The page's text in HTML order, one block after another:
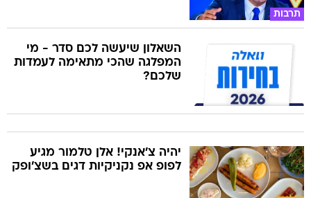
תרבות
השאלון שיעשה לכם סדר - מי
המפלגה שהכי מתאימה לעמדות
שלכם?
יהיה צ'אנקי! אלן טלמור מגיע
לפופ אפ נקניקיות דגים בשצ'ופק